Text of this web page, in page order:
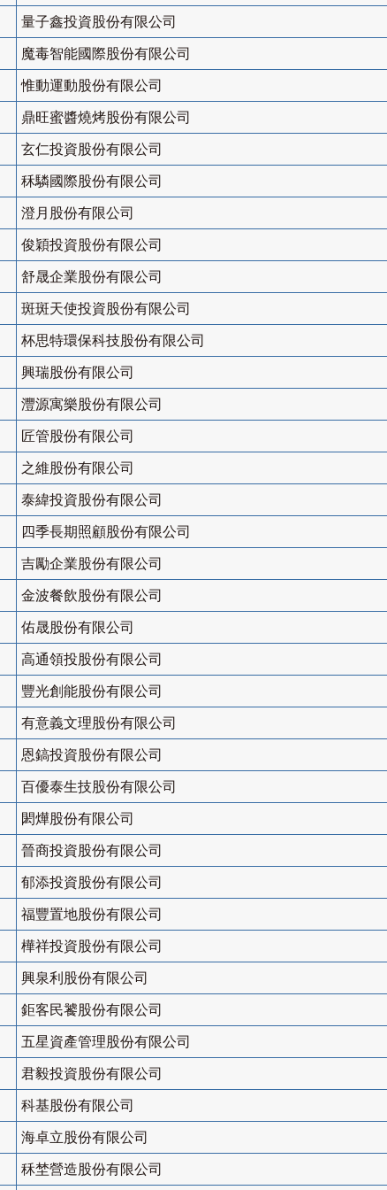
量子鑫投資股份有限公司
魔毒智能國際股份有限公司
惟動運動股份有限公司
鼎旺蜜醬燒烤股份有限公司
玄仁投資股份有限公司
秝驎國際股份有限公司
澄月股份有限公司
俊穎投資股份有限公司
舒晟企業股份有限公司
斑斑天使投資股份有限公司
杯思特環保科技股份有限公司
興瑞股份有限公司
灃源寓樂股份有限公司
匠管股份有限公司
之維股份有限公司
泰緯投資股份有限公司
四季長期照顧股份有限公司
吉勵企業股份有限公司
金波餐飲股份有限公司
佑晟股份有限公司
高通領投股份有限公司
豐光創能股份有限公司
有意義文理股份有限公司
恩鎬投資股份有限公司
百優泰生技股份有限公司
閎燁股份有限公司
晉商投資股份有限公司
郁添投資股份有限公司
福豐置地股份有限公司
樺祥投資股份有限公司
興泉利股份有限公司
鉅客民饕股份有限公司
五星資產管理股份有限公司
君毅投資股份有限公司
科基股份有限公司
海卓立股份有限公司
秝埜營造股份有限公司